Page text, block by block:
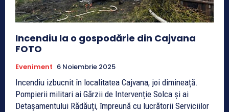
Incendiu la o gospodărie din Cajvana
FOTO
Eveniment 6 Noiembrie 2025
Incendiu izbucnit în localitatea Cajvana, joi dimineață.
Pompierii militari ai Gărzii de Intervenție Solca și ai
Detașamentului Rădăuți, împreună cu lucrătorii Serviciilor